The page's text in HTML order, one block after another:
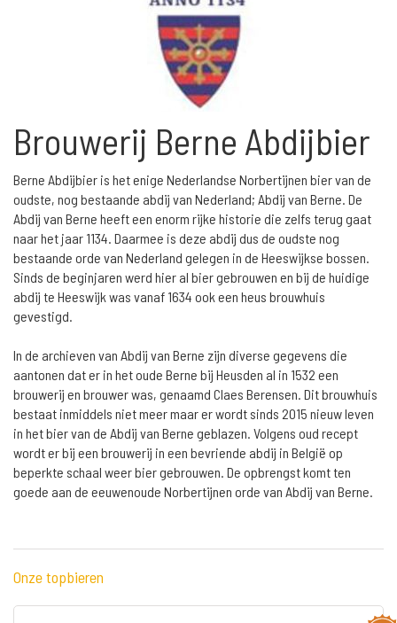
Brouwerij Berne Abdijbier
Berne Abdijbier is het enige Nederlandse Norbertijnen bier van de
oudste, nog bestaande abdij van Nederland; Abdij van Berne. De
Abdij van Berne heeft een enorm rijke historie die zelfs terug gaat
naar het jaar 1134. Daarmee is deze abdij dus de oudste nog
bestaande orde van Nederland gelegen in de Heeswijkse bossen.
Sinds de beginjaren werd hier al bier gebrouwen en bij de huidige
abdij te Heeswijk was vanaf 1634 ook een heus brouwhuis
gevestigd.
In de archieven van Abdij van Berne zijn diverse gegevens die
aantonen dat er in het oude Berne bij Heusden al in 1532 een
brouwerij en brouwer was, genaamd Claes Berensen. Dit brouwhuis
bestaat inmiddels niet meer maar er wordt sinds 2015 nieuw leven
in het bier van de Abdij van Berne geblazen. Volgens oud recept
wordt er bij een brouwerij in een bevriende abdij in België op
beperkte schaal weer bier gebrouwen. De opbrengst komt ten
goede aan de eeuwenoude Norbertijnen orde van Abdij van Berne.
Onze topbieren